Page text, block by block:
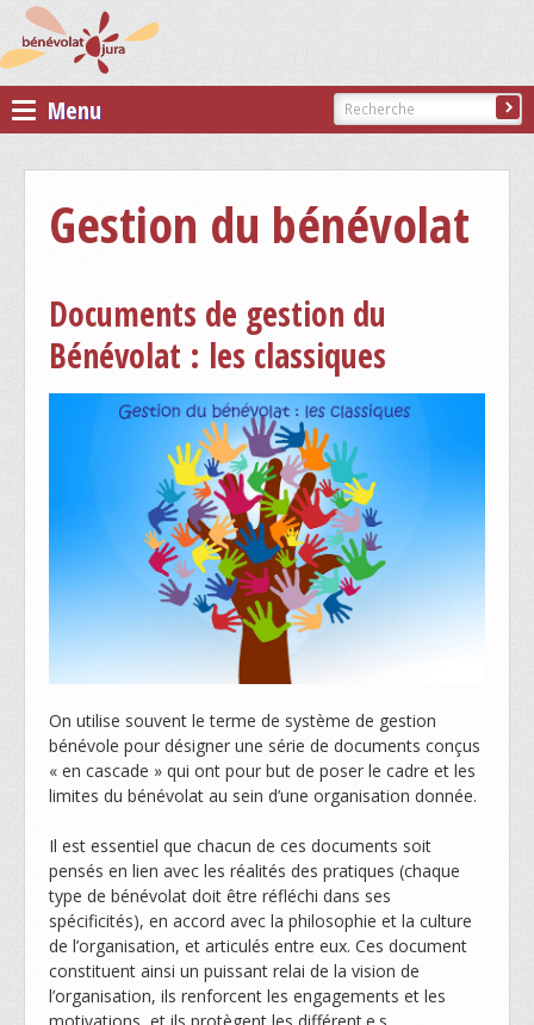
Menu
Bénévolat Jura
PRÉSENTATION DE BÉNÉVOLAT JURA
STATUTS DE L'ASSOCIATION
Membres
ASSOCIATIONS MEMBRES
DEVENIR MEMBRE
Formations
Contact
Faire un don / Soutenir Bénévolat Jura
Bourse du bénévolat
Gestion du bénévolat
Documents de gestion du
Bénévolat : les classiques
On utilise souvent le terme de système de gestion
bénévole pour désigner une série de documents conçus
« en cascade » qui ont pour but de poser le cadre et les
limites du bénévolat au sein d’une organisation donnée.
Il est essentiel que chacun de ces documents soit
pensés en lien avec les réalités des pratiques (chaque
type de bénévolat doit être réfléchi dans ses
spécificités), en accord avec la philosophie et la culture
de l’organisation, et articulés entre eux. Ces document
constituent ainsi un puissant relai de la vision de
l’organisation, ils renforcent les engagements et les